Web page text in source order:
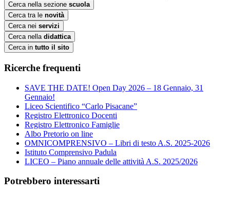
Cerca nella sezione scuola
Cerca tra le novità
Cerca nei servizi
Cerca nella didattica
Cerca in tutto il sito
Ricerche frequenti
SAVE THE DATE! Open Day 2026 – 18 Gennaio, 31
Gennaio!
Liceo Scientifico “Carlo Pisacane”
Registro Elettronico Docenti
Registro Elettronico Famiglie
Albo Pretorio on line
OMNICOMPRENSIVO – Libri di testo A.S. 2025-2026
Istituto Comprensivo Padula
LICEO – Piano annuale delle attività A.S. 2025/2026
Potrebbero interessarti